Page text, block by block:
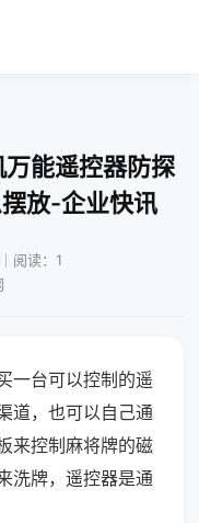
能遥控器防探
放-企业快讯
阅读：1
一台可以控制的遥
道，也可以自己通
来控制麻将牌的磁
洗牌，遥控器是通